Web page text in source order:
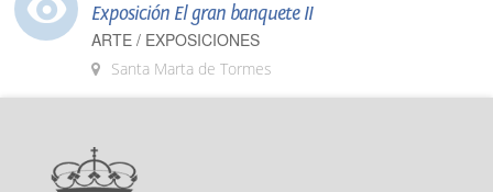
Exposición El gran banquete II
ARTE / EXPOSICIONES
Santa Marta de Tormes